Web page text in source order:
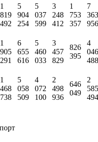
1
819
492
5
904
254
5
037
599
3
248
412
1
753
357
7
363
956
1
905
291
6
655
616
5
460
033
3
457
829
826
395
4
046
488
1
468
738
5
058
509
4
072
100
2
498
936
646
049
2
585
494